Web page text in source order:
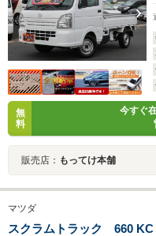
無
料
今すぐ
販売店： もってけ本舗
マツダ
スクラムトラック 660 KC